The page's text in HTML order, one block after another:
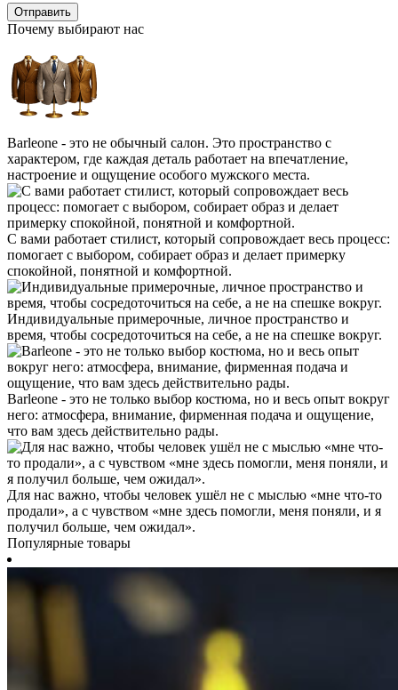
Почему выбирают нас
Barleone - это не обычный салон. Это пространство с
характером, где каждая деталь работает на впечатление,
настроение и ощущение особого мужского места.
С вами работает стилист, который сопровождает весь процесс:
помогает с выбором, собирает образ и делает примерку
спокойной, понятной и комфортной.
Индивидуальные примерочные, личное пространство и
время, чтобы сосредоточиться на себе, а не на спешке вокруг.
Barleone - это не только выбор костюма, но и весь опыт вокруг
него: атмосфера, внимание, фирменная подача и ощущение,
что вам здесь действительно рады.
Для нас важно, чтобы человек ушёл не с мыслью «мне что-то
продали», а с чувством «мне здесь помогли, меня поняли, и я
получил больше, чем ожидал».
Популярные товары